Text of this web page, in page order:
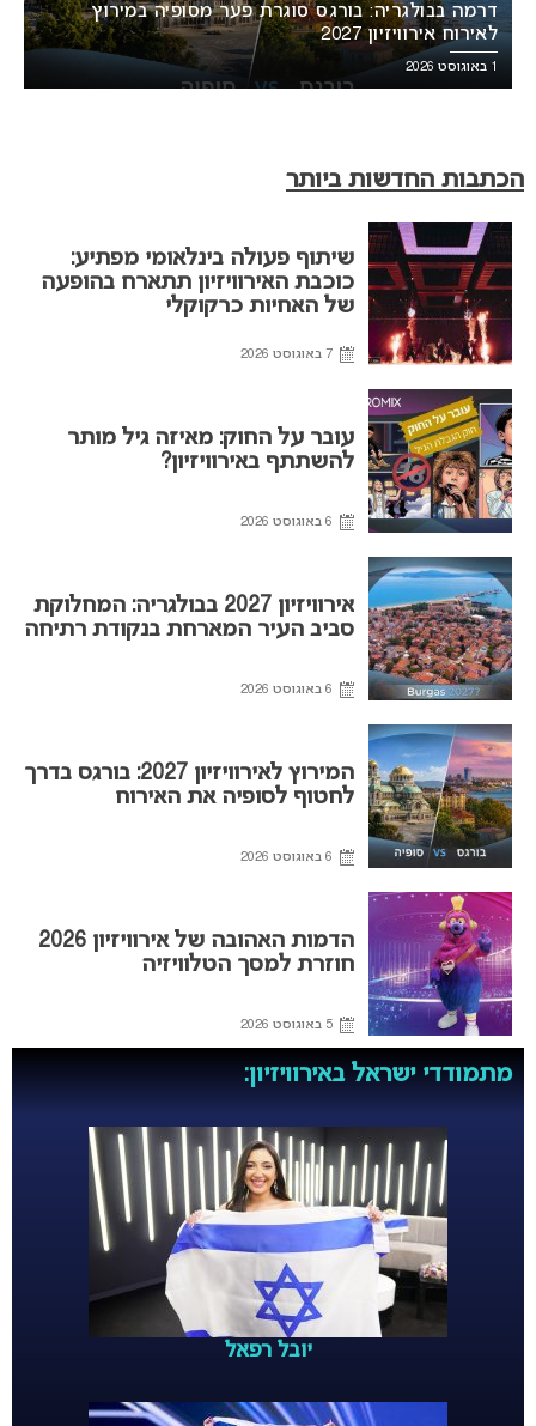
דרמה בבולגריה: בורגס סוגרת פער מסופיה במירוץ
לאירוח אירוויזיון 2027
1 באוגוסט 2026
הכתבות החדשות ביותר
שיתוף פעולה בינלאומי מפתיע:
כוכבת האירוויזיון תתארח בהופעה
של האחיות כרקוקלי
7 באוגוסט 2026
עובר על החוק: מאיזה גיל מותר
להשתתף באירוויזיון?
6 באוגוסט 2026
אירוויזיון 2027 בבולגריה: המחלוקת
סביב העיר המארחת בנקודת רתיחה
6 באוגוסט 2026
המירוץ לאירוויזיון 2027: בורגס בדרך
לחטוף לסופיה את האירוח
6 באוגוסט 2026
הדמות האהובה של אירוויזיון 2026
חוזרת למסך הטלוויזיה
5 באוגוסט 2026
מתמודדי ישראל באירוויזיון:
יובל רפאל